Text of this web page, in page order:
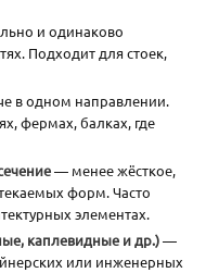
и одинаково
Подходит для стоек,
в одном направлении.
фермах, балках, где
— менее жёсткое,
форм. Часто
элементах.
каплевидные и др.)—
или инженерных